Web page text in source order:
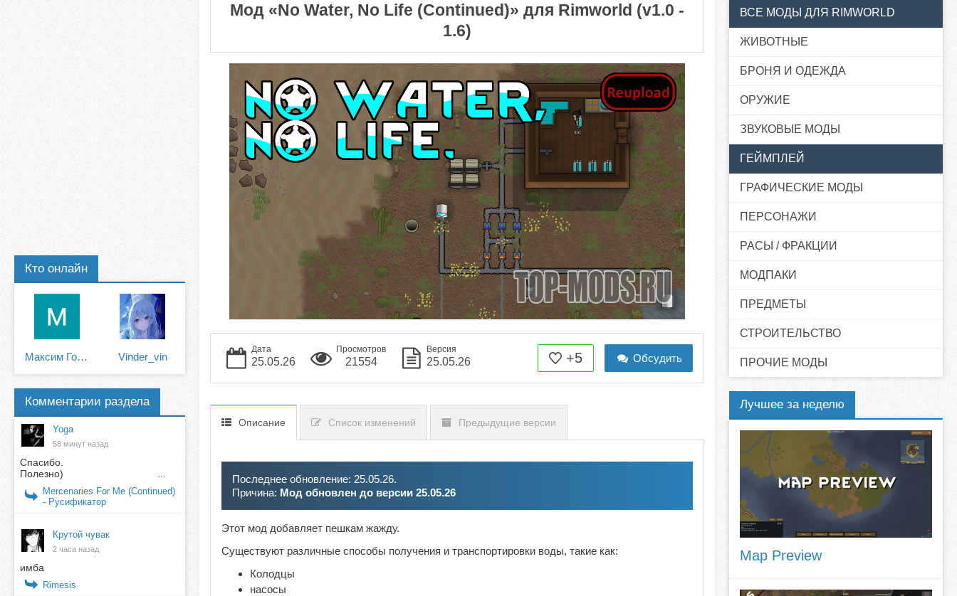
Мод «No Water, No Life (Continued)» для Rimworld (v1.0 -
1.6)
Дата
25.05.26
Просмотров
21554
Версия
25.05.26 +5 Обсудить
Описание Список изменений Предыдущие версии
Последнее обновление: 25.05.26.
Причина: Мод обновлен до версии 25.05.26
Этот мод добавляет пешкам жажду.
Существуют различные способы получения и транспортировки воды, такие как:
Колодцы
насосы
Кто онлайн
Максим Гольдмарк Vinder_vin
Комментарии раздела
Yoga
58 минут назад
Спасибо.
Полезно) ...
Mercenaries For Me (Continued)
- Русификатор
Крутой чувак
2 часа назад
имба
Rimesis
ВСЕ МОДЫ ДЛЯ RIMWORLD
ЖИВОТНЫЕ
БРОНЯ И ОДЕЖДА
ОРУЖИЕ
ЗВУКОВЫЕ МОДЫ
ГЕЙМПЛЕЙ
ГРАФИЧЕСКИЕ МОДЫ
ПЕРСОНАЖИ
РАСЫ / ФРАКЦИИ
МОДПАКИ
ПРЕДМЕТЫ
СТРОИТЕЛЬСТВО
ПРОЧИЕ МОДЫ
Лучшее за неделю
Map Preview